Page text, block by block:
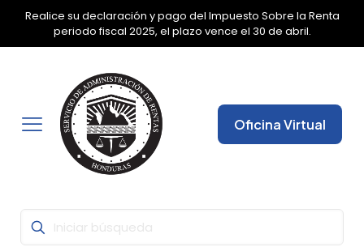
Realice su declaración y pago del Impuesto Sobre la Renta
periodo fiscal 2025, el plazo vence el 30 de abril.
✕
Oficina Virtual